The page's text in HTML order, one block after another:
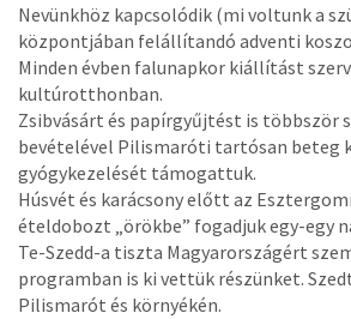
Nevünkhöz kapcsolódik (mi voltunk a
központjában felállítandó adventi
Minden évben falunapkor kiállítást
kultúrotthonban.
Zsibvásárt és papírgyűjtést is többször
bevételével Pilismaróti tartósan beteg
gyógykezelését támogattuk.
Húsvét és karácsony előtt az
ételdobozt „örökbe” fogadjuk egy-egy
Te-Szedd-a tiszta Magyarországért
programban is ki vettük részünket.
Pilismarót és környékén.